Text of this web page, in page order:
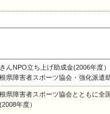
んNPO立ち上げ助成金(2006年度）
根県障害者スポーツ協会・強化派遣
根県障害者スポーツ協会とともに
年度）